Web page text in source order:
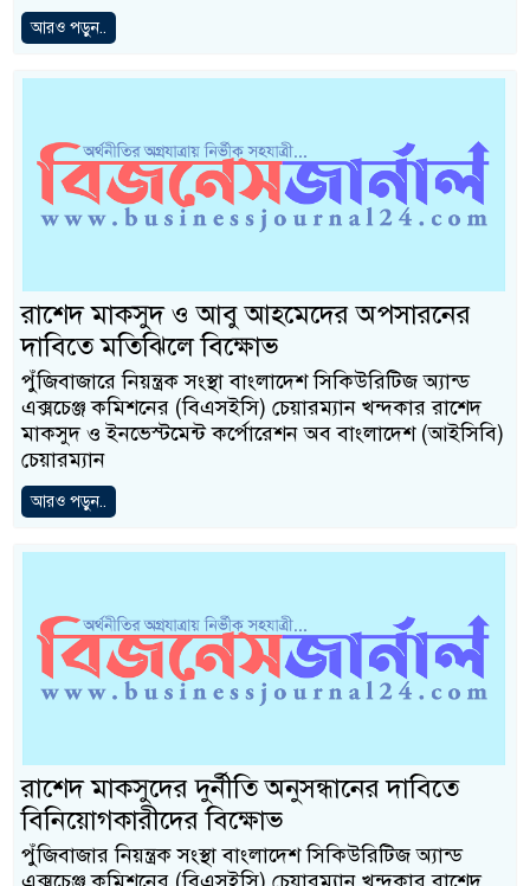
আরও পড়ুন..
রাশেদ মাকসুদ ও আবু আহমেদের অপসারনের
দাবিতে মতিঝিলে বিক্ষোভ
পুঁজিবাজারে নিয়ন্ত্রক সংস্থা বাংলাদেশ সিকিউরিটিজ অ্যান্ড
এক্সচেঞ্জ কমিশনের (বিএসইসি) চেয়ারম্যান খন্দকার রাশেদ
মাকসুদ ও ইনভেস্টমেন্ট কর্পোরেশন অব বাংলাদেশ (আইসিবি)
চেয়ারম্যান
আরও পড়ুন..
রাশেদ মাকসুদের দুর্নীতি অনুসন্ধানের দাবিতে
বিনিয়োগকারীদের বিক্ষোভ
পুঁজিবাজার নিয়ন্ত্রক সংস্থা বাংলাদেশ সিকিউরিটিজ অ্যান্ড